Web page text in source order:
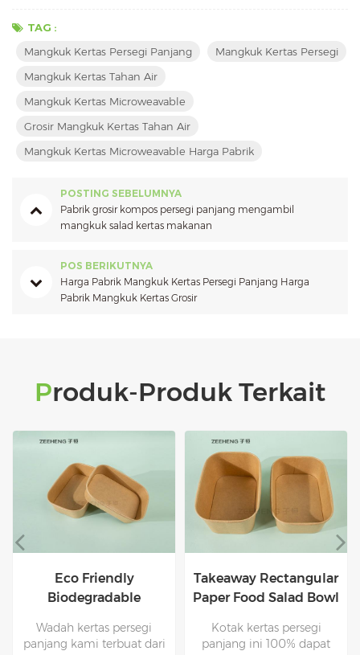
TAG :
Mangkuk Kertas Persegi Panjang
Mangkuk Kertas Persegi
Mangkuk Kertas Tahan Air
Mangkuk Kertas Microweavable
Grosir Mangkuk Kertas Tahan Air
Mangkuk Kertas Microweavable Harga Pabrik
POSTING SEBELUMNYA
Pabrik grosir kompos persegi panjang mengambil
mangkuk salad kertas makanan
POS BERIKUTNYA
Harga Pabrik Mangkuk Kertas Persegi Panjang Harga
Pabrik Mangkuk Kertas Grosir
Produk-Produk Terkait
Takeaway Rectangular
Paper Food Salad Bowl
Dengan PP Lids
Kotak kertas persegi
panjang ini 100% dapat
Grosir Food Grade
Paper Kraft Square
dengan Tutup
Kraft Square Bowl ini
memiliki lapisan plastik